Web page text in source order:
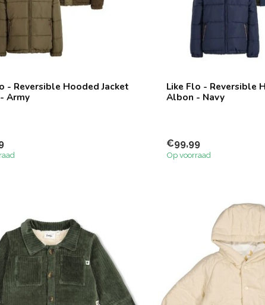
- Reversible Hooded Jacket
Army
Like Flo - Reversible
Albon - Navy
€99,99
Op voorraad